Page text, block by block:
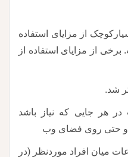
از مزایای استفاده
از مزایای استفاده از
هر جایی که نیاز باشد
و حتی روی فضای وب
میان افراد موردنظر (در